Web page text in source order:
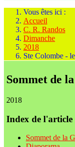
Vous êtes ici :
Accueil
C. R. Randos
Dimanche
2018
Ste Colombe -
Sommet de
2018
Index de l'article
Sommet de la